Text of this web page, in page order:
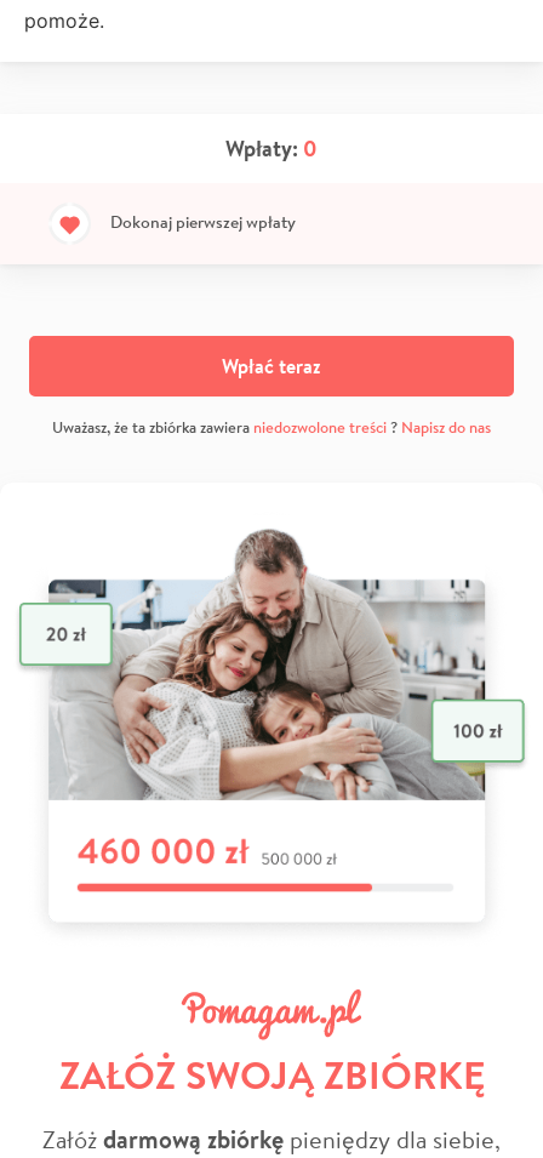
pomoże.
Wpłaty: 0
Dokonaj pierwszej wpłaty
Wpłać teraz
Uważasz, że ta zbiórka zawiera niedozwolone treści? Napisz do nas
ZAŁÓŻ SWOJĄ ZBIÓRKĘ
Załóżdarmową zbiórkę pieniędzy dla siebie,